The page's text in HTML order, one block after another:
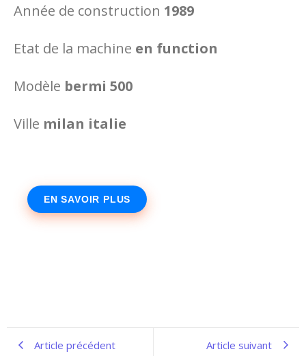
Année de construction 1989
Etat de la machine en function
Modèle bermi 500
Ville milan italie
EN SAVOIR PLUS
Article précédent Article suivant